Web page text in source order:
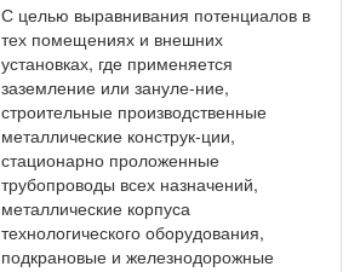
С целью выравнивания потенциалов в
тех помещениях и внешних
установках, где применяется
заземление или зануле-ние,
строительные производственные
металлические конструк-ции,
стационарно проложенные
трубопроводы всех назначений,
металлические корпуса
технологического оборудования,
подкрановые и железнодорожные